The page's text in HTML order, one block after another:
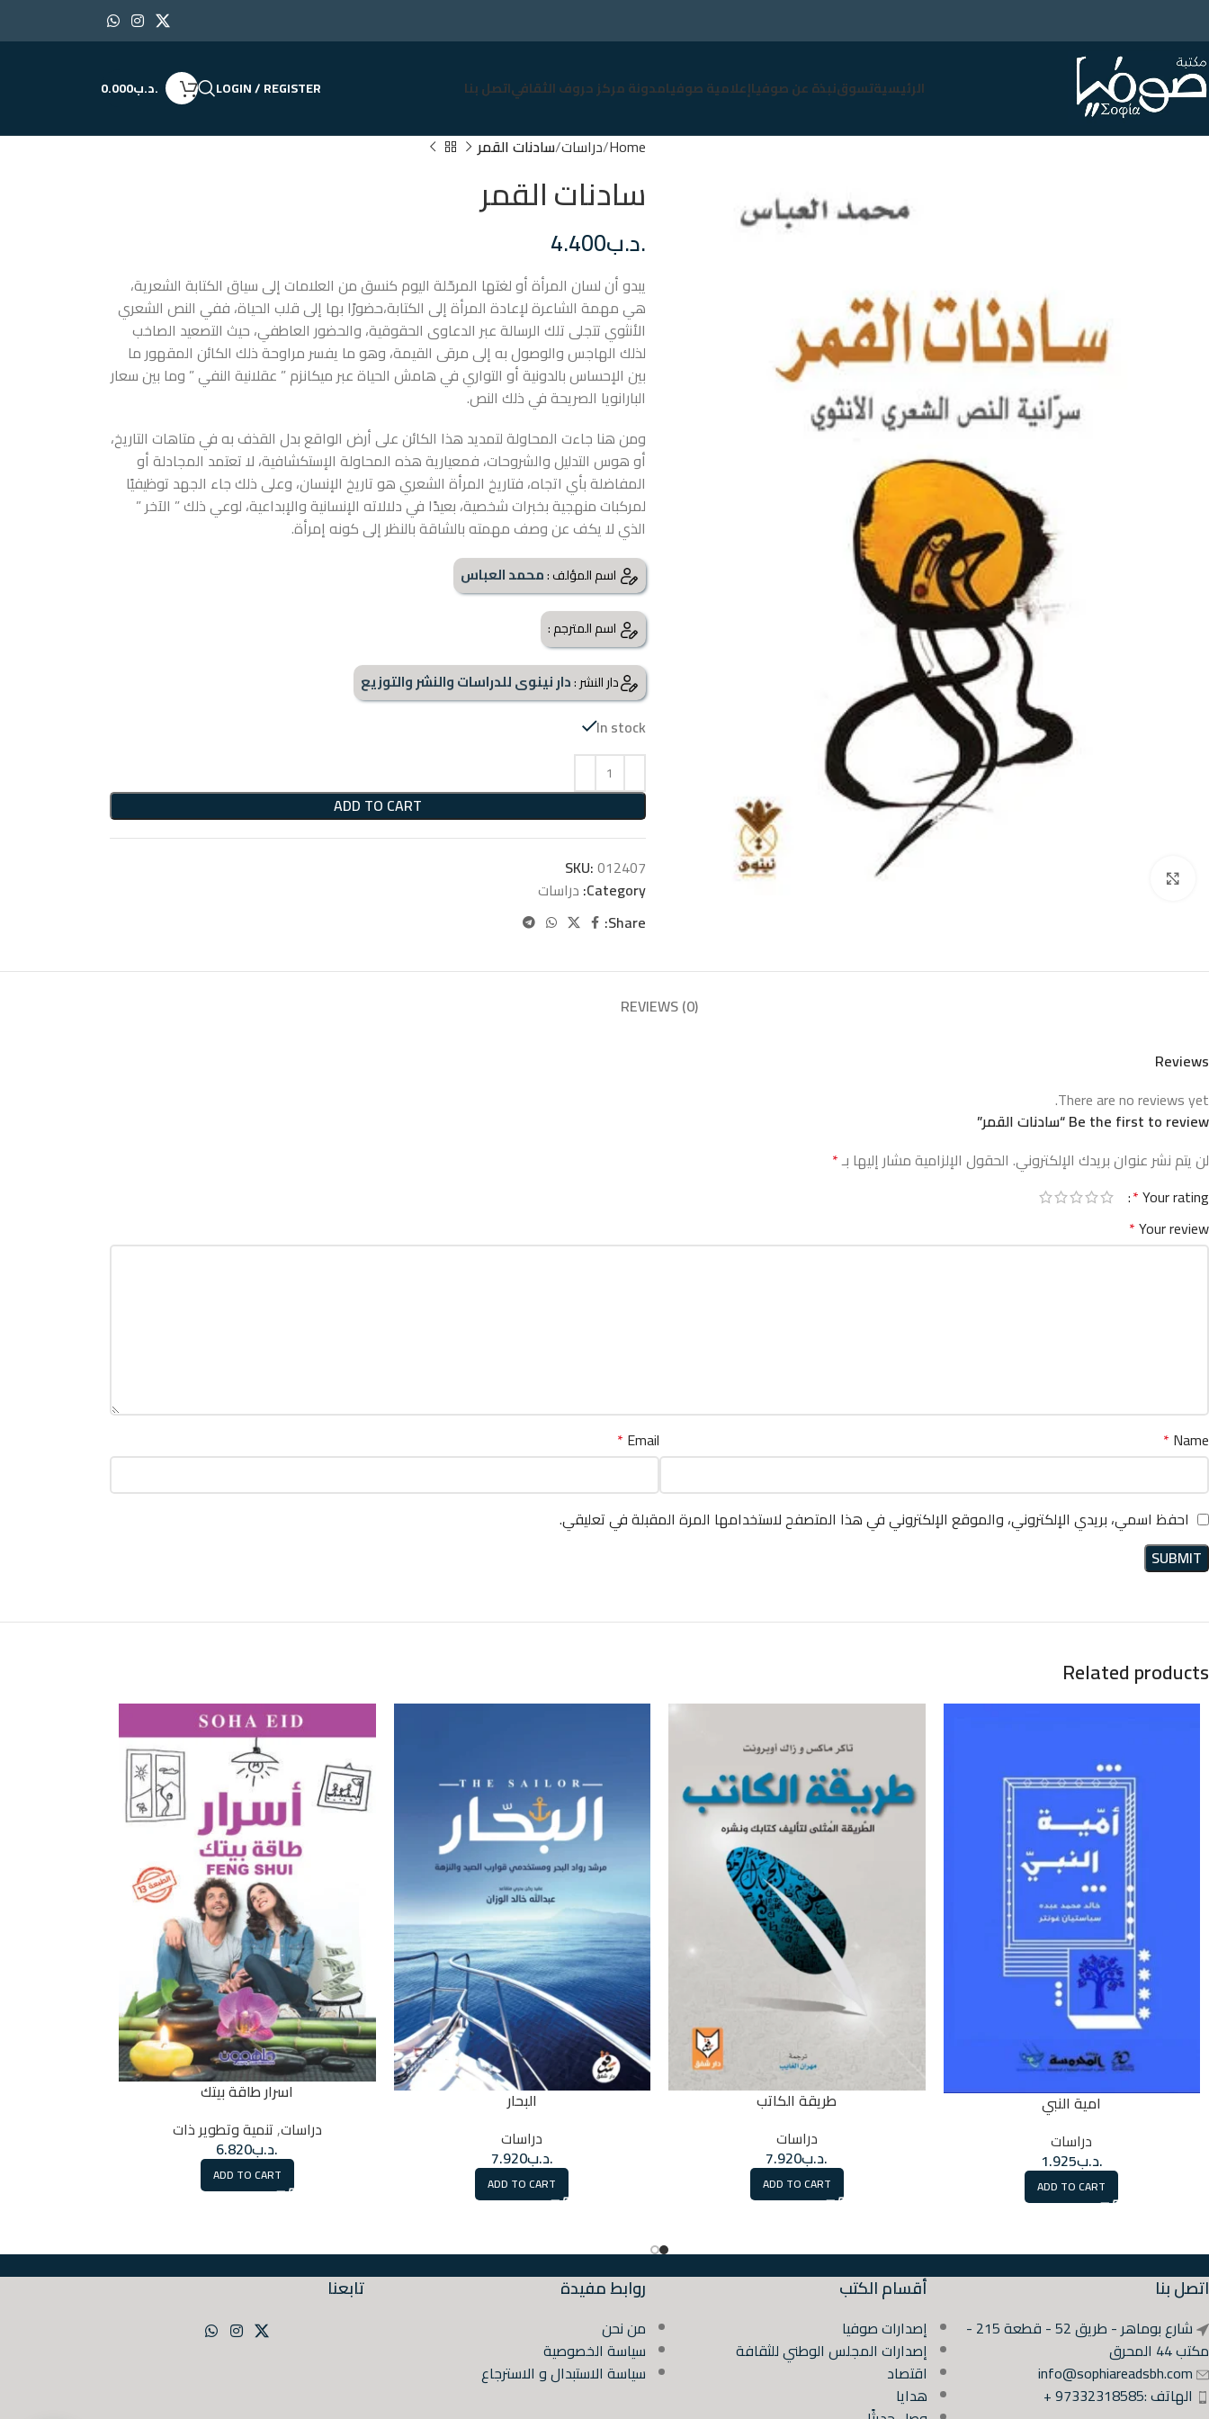
الرئيسيةتسوقنبذة عن صوفياإعلامية صوفيامدونة مركز حروف الثقافياتصل بنا LOGIN / REGISTER .د.ب0.000
Home دراسات سادنات القمر
سادنات القمر
.د.ب4.400
يبدو أن لسان المرأة أو لغتها المرحّلة اليوم كنسق من العلامات إلى سياق الكتابة الشعرية،
هي مهمة الشاعرة لإعادة المرأة إلى الكتابة،حضورًا بها إلى قلب الحياة، ففي النص الشعري
الأنثوي تتجلى تلك الرسالة عبر الدعاوى الحقوقية، والحضور العاطفي، حيث التصعيد الصاخب
لذلك الهاجس والوصول به إلى مرقى القيمة، وهو ما يفسر مراوحة ذلك الكائن المقهور ما
بين الإحساس بالدونية أو التواري في هامش الحياة عبر ميكانزم ” عقلانية النفي ” وما بين سعار
البارانويا الصريحة في ذلك النص.
ومن هنا جاءت المحاولة لتمديد هذا الكائن على أرض الواقع بدل القذف به في متاهات التاريخ،
أو هوس التدليل والشروحات، فمعيارية هذه المحاولة الإستكشافية، لا تعتمد المجادلة أو
المفاضلة بأي اتجاه، فتاريخ المرأة الشعري هو تاريخ الإنسان، وعلى ذلك جاء الجهد توظيفيًا
لمركبات منهجية بخبرات شخصية، بعيدًا في دلالاته الإنسانية والإبداعية، لوعي ذلك ” الآخر ”
الذي لا يكف عن وصف مهمته بالشاقة بالنظر إلى كونه إمرأة.
اسم المؤلف :محمد العباس
اسم المترجم :
دار النشر :دار نينوى للدراسات والنشر والتوزيع
In stock
ADD TO CART
SKU:012407
Category: دراسات
Share:
REVIEWS (0)
Reviews
There are no reviews yet.
Be the first to review “سادنات القمر”
لن يتم نشر عنوان بريدك الإلكتروني. الحقول الإلزامية مشار إليها بـ*
Your rating
*
Your review
*
Name
*
Email
*
احفظ اسمي، بريدي الإلكتروني، والموقع الإلكتروني في هذا المتصفح لاستخدامها المرة المقبلة في تعليقي.
Related products
امية النبي
دراسات
.د.ب1.925
ADD TO CART
طريقة الكاتب
دراسات
.د.ب7.920
ADD TO CART
البحار
دراسات
.د.ب7.920
ADD TO CART
اسرار طاقة بيتك
دراسات,تنمية وتطوير ذات
.د.ب6.820
ADD TO CART
اتصل بنا
شارع بوماهر - طريق 52 - قطعة 215 -
مكتب 44 المحرق
info@sophiareadsbh.com
الهاتف :97332318585 +
أقسام الكتب
إصدارات صوفيا
إصدارات المجلس الوطني للثقافة
اقتصاد
هدايا
روابط مفيدة
من نحن
سياسة الخصوصية
سياسة الاستبدال و الاسترجاع
تابعنا